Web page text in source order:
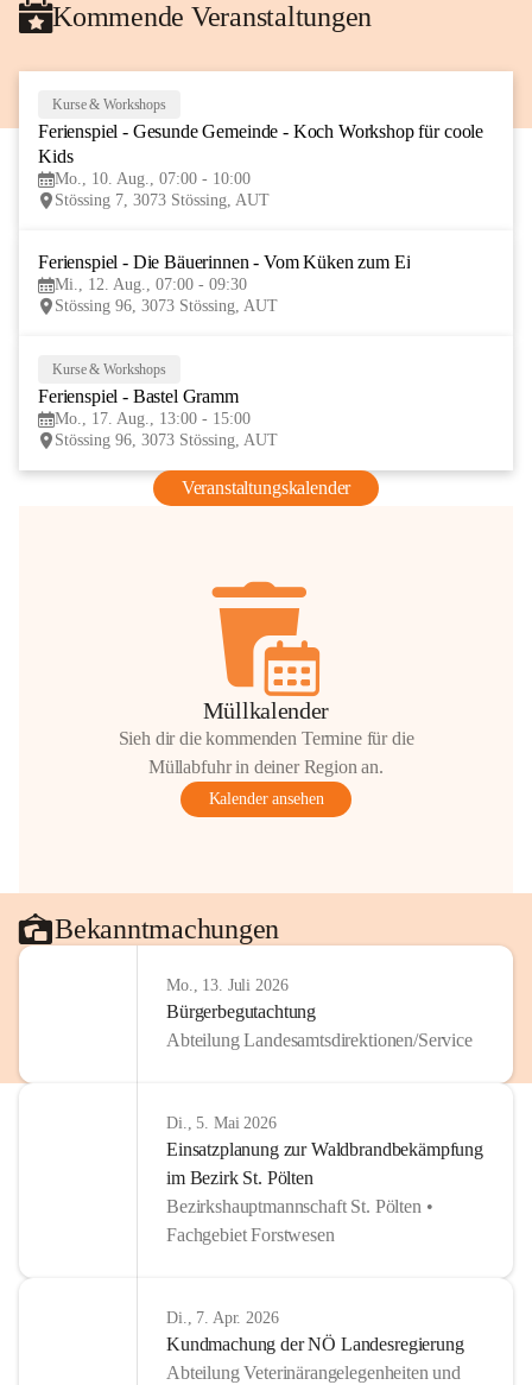
Kommende Veranstaltungen
AUG
Kurse & Workshops
Ferienspiel - Gesunde Gemeinde - Koch Workshop für coole
Kids
Mo., 10. Aug., 07:00 - 10:00
Stössing 7, 3073 Stössing, AUT
Ferienspiel - Die Bäuerinnen - Vom Küken zum Ei
Mi., 12. Aug., 07:00 - 09:30
Stössing 96, 3073 Stössing, AUT
Kurse & Workshops
Ferienspiel - Bastel Gramm
Mo., 17. Aug., 13:00 - 15:00
Stössing 96, 3073 Stössing, AUT
Veranstaltungskalender
Müllkalender
Sieh dir die kommenden Termine für die
Müllabfuhr in deiner Region an.
Kalender ansehen
Bekanntmachungen
Mo., 13. Juli 2026
Bürgerbegutachtung
Abteilung Landesamtsdirektionen/Service
Di., 5. Mai 2026
Einsatzplanung zur Waldbrandbekämpfung
im Bezirk St. Pölten
Bezirkshauptmannschaft St. Pölten •
Fachgebiet Forstwesen
Di., 7. Apr. 2026
Kundmachung der NÖ Landesregierung
Abteilung Veterinärangelegenheiten und